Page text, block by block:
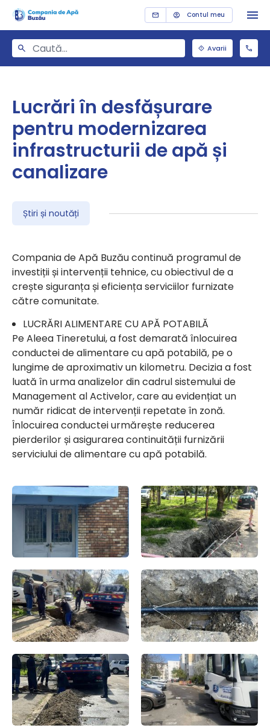
Contul meu
Avarii
Lucrări în desfășurare
pentru modernizarea
infrastructurii de apă și
canalizare
Știri și noutăți
Compania de Apă Buzău continuă programul de
investiții și intervenții tehnice, cu obiectivul de a
crește siguranța și eficiența serviciilor furnizate
către comunitate.
LUCRĂRI ALIMENTARE CU APĂ POTABILĂ
Pe Aleea Tineretului, a fost demarată înlocuirea
conductei de alimentare cu apă potabilă, pe o
lungime de aproximativ un kilometru. Decizia a fost
luată în urma analizelor din cadrul sistemului de
Management al Activelor, care au evidențiat un
număr ridicat de intervenții repetate în zonă.
Înlocuirea conductei urmărește reducerea
pierderilor și asigurarea continuității furnizării
serviciului de alimentare cu apă potabilă.